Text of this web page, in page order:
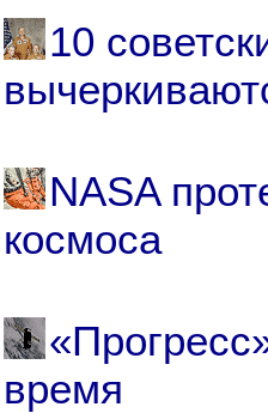
10
NASA
космоса
время